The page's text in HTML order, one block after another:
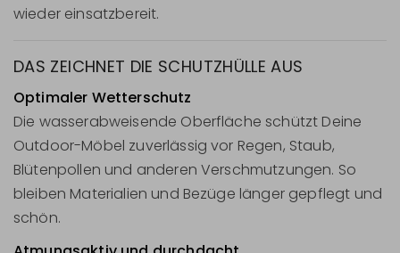
wieder einsatzbereit.
DAS ZEICHNET DIE SCHUTZHÜLLE AUS
Optimaler Wetterschutz
Die wasserabweisende Oberfläche schützt Deine
Outdoor-Möbel zuverlässig vor Regen, Staub,
Blütenpollen und anderen Verschmutzungen. So
bleiben Materialien und Bezüge länger gepflegt und
schön.